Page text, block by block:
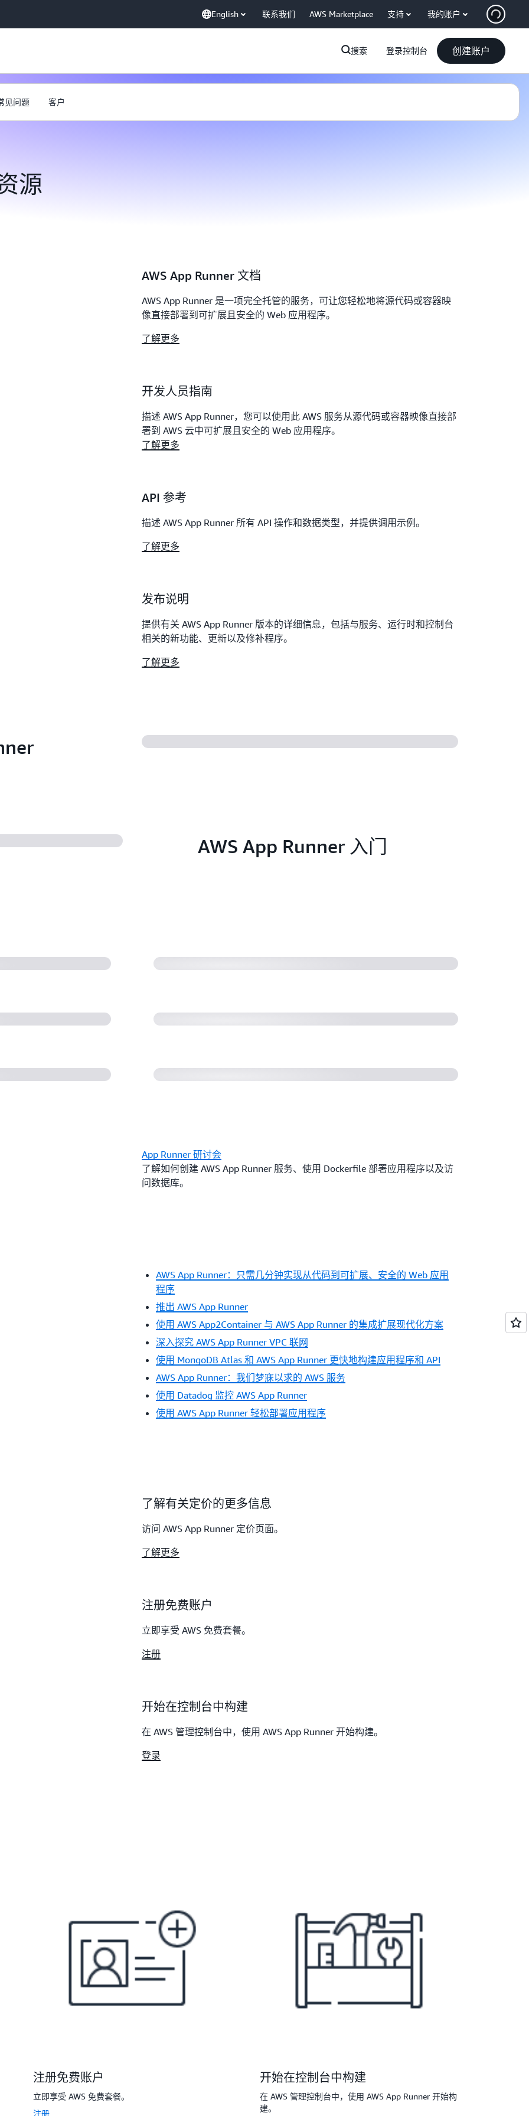
English 联系我们 AWS Marketplace 支持 我的账户
搜索 登录控制台 创建账户
见问题 客户
源
AWS App Runner 文档
AWS App Runner 是一项完全托管的服务，可让您轻松地将源代码或容器映
像直接部署到可扩展且安全的 Web 应用程序。
了解更多
开发人员指南
描述 AWS App Runner，您可以使用此 AWS 服务从源代码或容器映像直接部
署到 AWS 云中可扩展且安全的 Web 应用程序。
了解更多
API 参考
描述 AWS App Runner 所有 API 操作和数据类型，并提供调用示例。
了解更多
发布说明
提供有关 AWS App Runner 版本的详细信息，包括与服务、运行时和控制台
相关的新功能、更新以及修补程序。
了解更多
AWS App Runner 入门
示 AWS App Runner 支持 Amazon VPC
集成演示 AWS App Runner X-Ray 集成功能启动
App Runner 研讨会
了解如何创建 AWS App Runner 服务、使用 Dockerfile 部署应用程序以及访
问数据库。
AWS App Runner：只需几分钟实现从代码到可扩展、安全的 Web 应用
程序
推出 AWS App Runner
使用 AWS App2Container 与 AWS App Runner 的集成扩展现代化方案
深入探究 AWS App Runner VPC 联网
使用 MongoDB Atlas 和 AWS App Runner 更快地构建应用程序和 API
AWS App Runner：我们梦寐以求的 AWS 服务
使用 Datadog 监控 AWS App Runner
使用 AWS App Runner 轻松部署应用程序
了解有关定价的更多信息
访问 AWS App Runner 定价页面。
了解更多
注册免费账户
立即享受 AWS 免费套餐。
注册
开始在控制台中构建
在 AWS 管理控制台中，使用 AWS App Runner 开始构建。
登录
注册免费账户
立即享受 AWS 免费套餐。
注册
开始在控制台中构建
在 AWS 管理控制台中，使用 AWS App Runner 开始构
建。